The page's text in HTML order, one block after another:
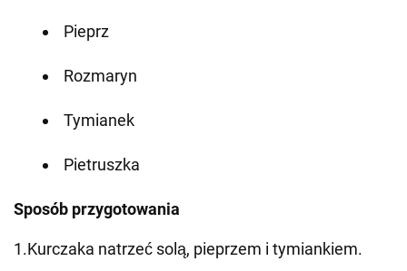
Pieprz
Rozmaryn
Tymianek
Pietruszka
Sposób przygotowania
1.Kurczaka natrzeć solą, pieprzem i tymiankiem.